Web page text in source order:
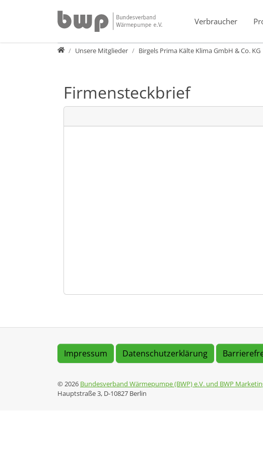
Verbraucher
Verband
Unsere Mitglieder Birgels Prima Kälte Klima GmbH & Co. KG
Firmensteckbrief
Impressum Datenschutzerklärung
© 2026 Bundesverband Wärmepumpe (BWP) e.V. und BWP
Hauptstraße 3, D-10827 Berlin